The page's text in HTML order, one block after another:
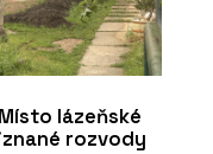
lázeňské
rozvody